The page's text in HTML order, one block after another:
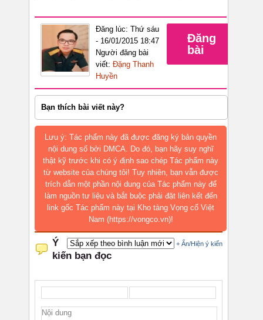
Đăng lúc: Thứ sáu
- 16/01/2015 18:47
Người đăng bài
viết: Đặng Thanh
Huyền
Đăng
bài
Bạn thích bài viết này?
Lưu ý: Tác phẩm này đã được đăng ký bản quyền
nội dung số bởi DMCA. Do đó, bạn hãy suy nghĩ
thật kỹ trước khi có ý định sao chép Tác phẩm này
từ website của chúng tôi! Tuy nhiên, bạn vẫn được
trích dẫn một phần nội dung của Tác phẩm này để
làm nguồn tư liệu và bắt buộc phải đặt liên kết đến
link gốc Tác phẩm này tại Kho tàng Vọng cổ Việt
Nam (https://vongco.vn)!